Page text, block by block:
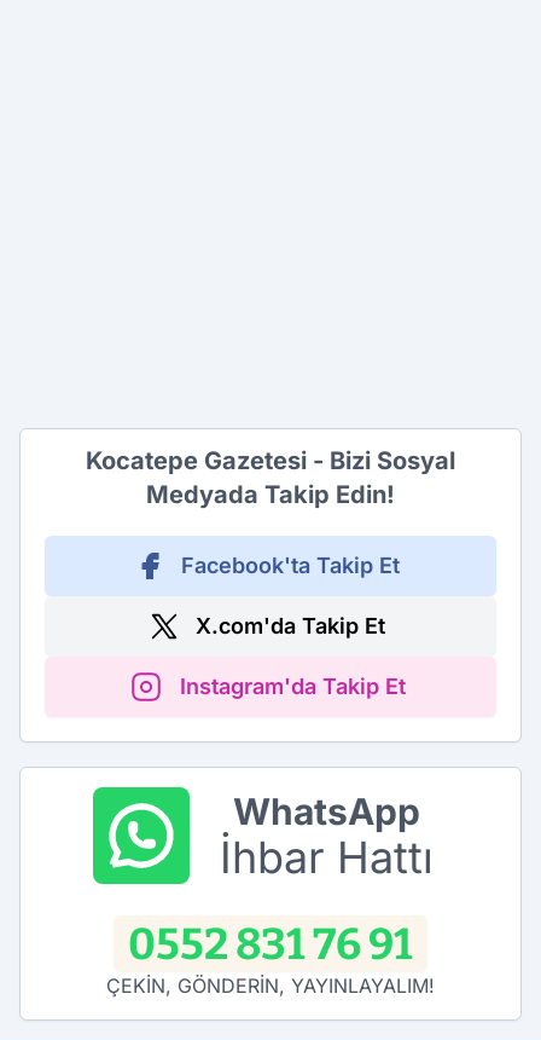
Kocatepe Gazetesi - Bizi Sosyal
Medyada Takip Edin!
Facebook'ta Takip Et
X.com'da Takip Et
Instagram'da Takip Et
WhatsApp
İhbar Hattı
0552 831 76 91
ÇEKİN, GÖNDERİN, YAYINLAYALIM!